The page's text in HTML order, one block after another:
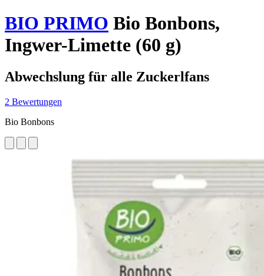
BIO PRIMO Bio Bonbons,
Ingwer-Limette (60 g)
Abwechslung für alle Zuckerlfans
2 Bewertungen
Bio Bonbons